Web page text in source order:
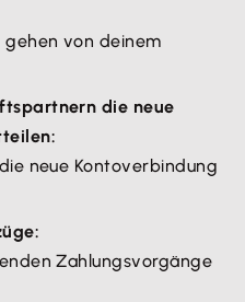
gehen von deinem
die neue
neue Kontoverbindung
Zahlungsvorgänge